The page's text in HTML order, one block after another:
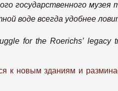
государственного
воде всегда удобнее
for the Roerichs’ legacy
к новым зданиям и